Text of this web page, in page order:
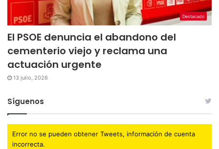
Destacado
El PSOE denuncia el abandono del
cementerio viejo y reclama una
actuación urgente
13 julio, 2026
Síguenos
Error no se pueden obtener Tweets, información de cuenta
incorrecta.